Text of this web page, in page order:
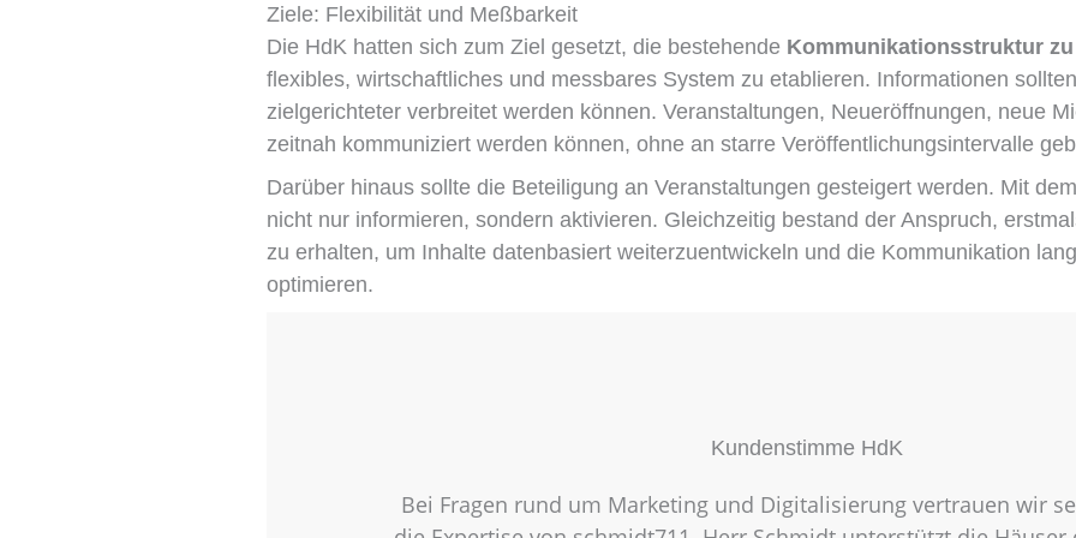
Ziele: Flexibilität und Meßbarkeit
Die HdK hatten sich zum Ziel gesetzt, die bestehende Kommunikationsstruktur
flexibles, wirtschaftliches und messbares System zu etablieren. Informationen
zielgerichteter verbreitet werden können. Veranstaltungen, Neueröffnungen, neue
zeitnah kommuniziert werden können, ohne an starre Veröffentlichungsintervalle
Darüber hinaus sollte die Beteiligung an Veranstaltungen gesteigert werden. Mit
nicht nur informieren, sondern aktivieren. Gleichzeitig bestand der Anspruch,
zu erhalten, um Inhalte datenbasiert weiterzuentwickeln und die Kommunikation
optimieren.
Kundenstimme HdK
Bei Fragen rund um Marketing und Digitalisierung vertrauen wir